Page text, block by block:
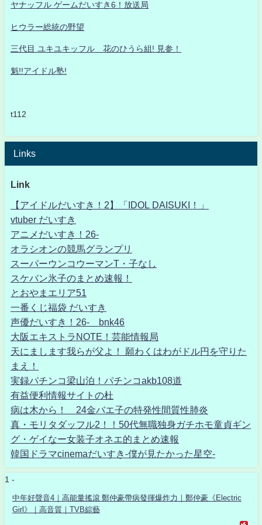
ヤナッフル ゲームだいすき6！放送局
ヒウラー総統の野望
三代目 ユキユキッフル 花のひうら組! 見参！
魁!!アイドル塾!
t112
Links
Link
【アイドルだいすき！2】「IDOL DAISUKI！」
vtuber だいすき
アニメだいすき！26-
オラシオンの競馬グランプリ
スーパーウンコウーマンT・子なし
スケバン氷子のまとめ速報！
とおやまエリア51
一番くじ福袋 だいすき
声優だいすき！26- bnk46
大阪エキストラNOTE！芸能情報局
天にまします我らが父よ！ 願わくはわがドル円を守りた
まえ！
実録パチンコ梁山泊！パチンコakb108道
有益便利情報サイトの杜
病は木から！ 24金バエ子の特発性間質性肺炎
真・モリタダッフル2！！50代無職独身ガチホモ童貞ギン
グ・ゲイなー女装子オネエ的まとめ速報
韓国ドラマcinemaだいすき-僕が見たかった星空-
1 -
中年好聲音4｜高能量搖滾 鄭仲豪帶病發揮爆炸力｜鄭仲豪《Electric
Girl》｜高音質｜TVB綜藝